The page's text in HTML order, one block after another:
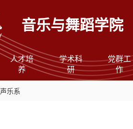
音乐与舞蹈学院
人才培
养
学术科
研
党群工
作
声乐系